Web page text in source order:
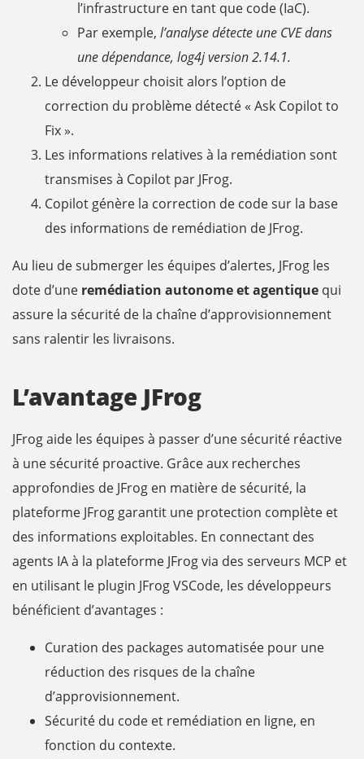
l’infrastructure en tant que code (IaC).
Par exemple, l’analyse détecte une CVE dans
une dépendance, log4j version 2.14.1.
Le développeur choisit alors l’option de
correction du problème détecté « Ask Copilot to
Fix ».
Les informations relatives à la remédiation sont
transmises à Copilot par JFrog.
Copilot génère la correction de code sur la base
des informations de remédiation de JFrog.
Au lieu de submerger les équipes d’alertes, JFrog les
dote d’une remédiation autonome et agentique qui
assure la sécurité de la chaîne d’approvisionnement
sans ralentir les livraisons.
L’avantage JFrog
JFrog aide les équipes à passer d’une sécurité réactive
à une sécurité proactive. Grâce aux recherches
approfondies de JFrog en matière de sécurité, la
plateforme JFrog garantit une protection complète et
des informations exploitables. En connectant des
agents IA à la plateforme JFrog via des serveurs MCP et
en utilisant le plugin JFrog VSCode, les développeurs
bénéficient d’avantages :
Curation des packages automatisée pour une
réduction des risques de la chaîne
d’approvisionnement.
Sécurité du code et remédiation en ligne, en
fonction du contexte.